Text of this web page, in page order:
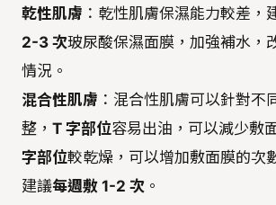
乾性肌膚 ：乾性肌膚保濕能力較差，
2-3 次玻尿酸保濕面膜，加強補水，
情況。
混合性肌膚 ：混合性肌膚可以針對不
整， T 字部位容易出油，可以減少敷
字部位較乾燥，可以增加敷面膜的次
建議每週敷 1-2 次 。